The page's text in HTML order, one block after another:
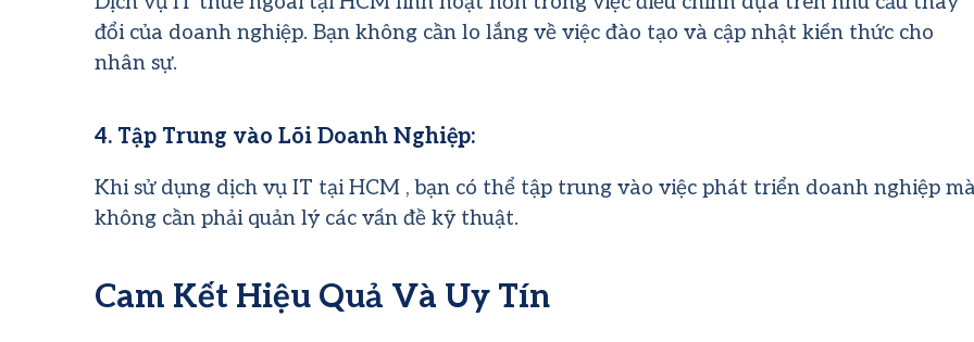
đổi của doanh nghiệp. Bạn không cần lo lắng về việc đào tạo và cập nhật kiến thức cho
nhân sự.
4. Tập Trung vào Lõi Doanh Nghiệp:
Khi sử dụng dịch vụ IT tại HCM , bạn có thể tập trung vào việc phát triển doanh nghiệp mà
không cần phải quản lý các vấn đề kỹ thuật.
Cam Kết Hiệu Quả Và Uy Tín